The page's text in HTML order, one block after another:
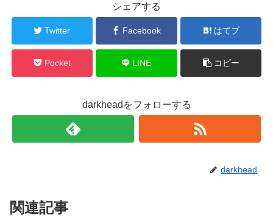
シェアする
Twitter Facebook はてブ
Pocket LINE コピー
darkheadをフォローする
darkhead
関連記事